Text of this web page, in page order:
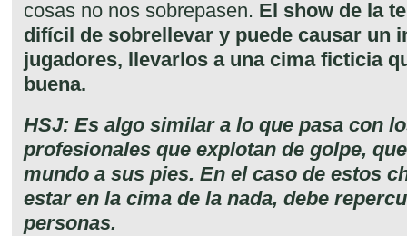
cosas no nos sobrepasen. El show de la
difícil de sobrellevar y puede causar un
jugadores, llevarlos a una cima ficticia
buena.
HSJ: Es algo similar a lo que pasa con
profesionales que explotan de golpe,
mundo a sus pies. En el caso de estos
estar en la cima de la nada, debe
personas.